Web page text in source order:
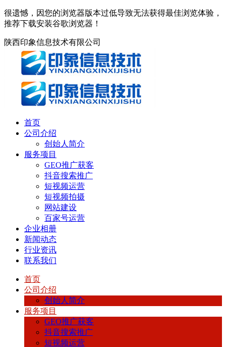
很遗憾，因您的浏览器版本过低导致无法获得最佳浏览体验，
推荐下载安装谷歌浏览器！
陕西印象信息技术有限公司
首页
公司介绍
创始人简介
服务项目
GEO推广获客
抖音搜索推广
短视频运营
短视频拍摄
网站建设
百家号运营
企业相册
新闻动态
行业资讯
联系我们
首页
公司介绍
创始人简介
服务项目
GEO推广获客
抖音搜索推广
短视频运营